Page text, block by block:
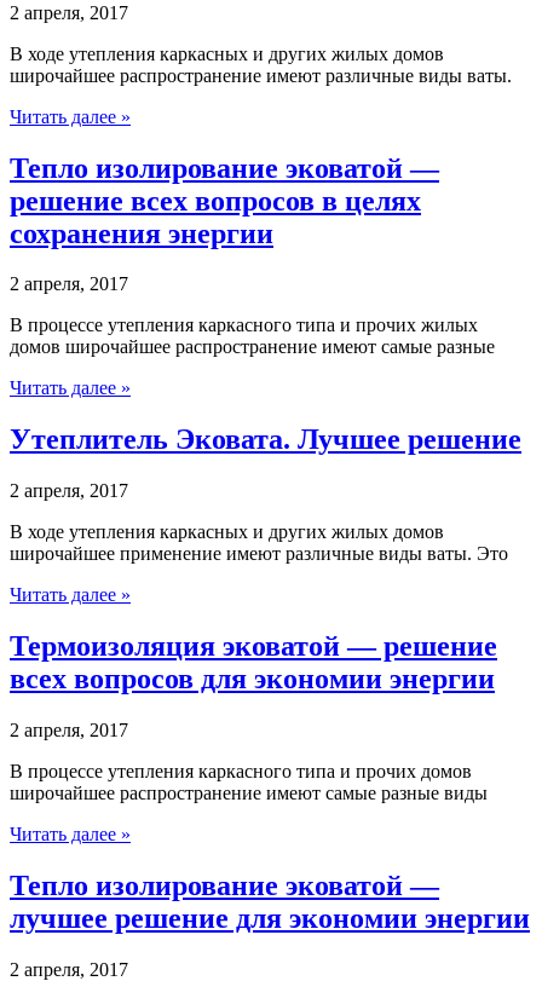
2 апреля, 2017
В ходе утепления каркасных и других жилых домов
широчайшее распространение имеют различные виды ваты.
Читать далее »
Тепло изолирование эковатой —
решение всех вопросов в целях
сохранения энергии
2 апреля, 2017
В процессе утепления каркасного типа и прочих жилых
домов широчайшее распространение имеют самые разные
Читать далее »
Утеплитель Эковата. Лучшее решение
2 апреля, 2017
В ходе утепления каркасных и других жилых домов
широчайшее применение имеют различные виды ваты. Это
Читать далее »
Термоизоляция эковатой — решение
всех вопросов для экономии энергии
2 апреля, 2017
В процессе утепления каркасного типа и прочих домов
широчайшее распространение имеют самые разные виды
Читать далее »
Тепло изолирование эковатой —
лучшее решение для экономии энергии
2 апреля, 2017